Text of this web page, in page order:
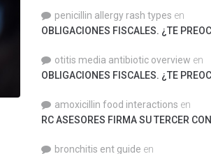
penicillin allergy rash types en
OBLIGACIONES FISCALES. ¿TE
otitis media antibiotic overview en
OBLIGACIONES FISCALES. ¿TE
amoxicillin food interactions en
RC ASESORES FIRMA SU TERCER
bronchitis ent guide en